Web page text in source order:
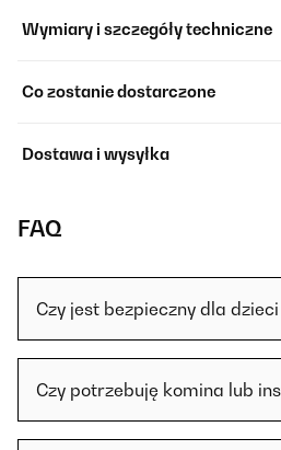
Wymiary i szczegóły techniczne
Co zostanie dostarczone
Dostawa i wysyłka
FAQ
Czy jest bezpieczny dla
Czy potrzebuję komina lub